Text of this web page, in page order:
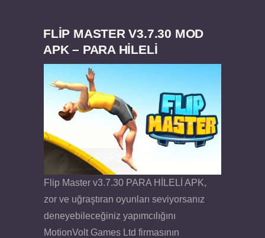
Felix the Reaper v1.25 FULL APK
FLIP MASTER V3.7.30 MOD
APK – PARA HİLELİ
Flip Master v3.7.30 PARA HİLELİ APK,
zor ve uğraştıran oyunları seviyorsanız
deneyebileceğiniz yapımcılığını
MotionVolt Games Ltd firmasının